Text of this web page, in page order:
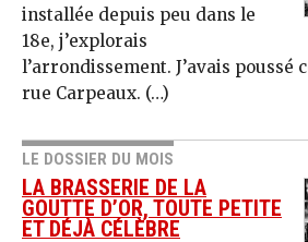
installée depuis peu dans le
18e, j’explorais
l’arrondissement. J’avais poussé
rue Carpeaux. (…)
LE DOSSIER DU MOIS
LA BRASSERIE DE LA
GOUTTE D’OR, TOUTE PETITE
ET DÉJÀ CÉLÈBRE